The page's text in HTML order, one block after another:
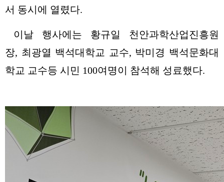
서 동시에 열렸다.
이날 행사에는 황규일 천안과학산업진흥원
장, 최광열 백석대학교 교수, 박미경 백석문화대
학교 교수등 시민 100여명이 참석해 성료했다.